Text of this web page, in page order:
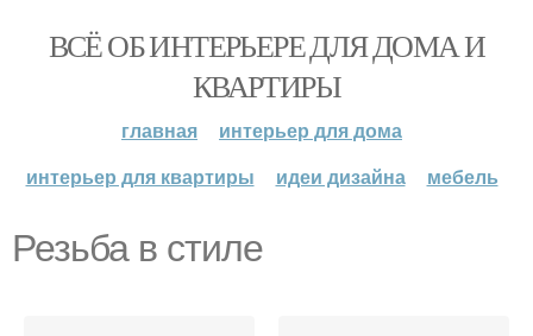
ВСЁ ОБ ИНТЕРЬЕРЕ ДЛЯ ДОМА И
КВАРТИРЫ
главная
интерьер для дома
интерьер для квартиры
идеи дизайна мебель
Резьба в стиле